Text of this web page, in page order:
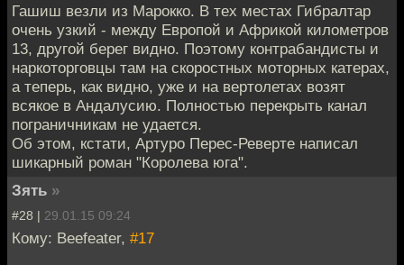
Гашиш везли из Марокко. В тех местах Гибралтар
очень узкий - между Европой и Африкой километров
13, другой берег видно. Поэтому контрабандисты и
наркоторговцы там на скоростных моторных катерах,
а теперь, как видно, уже и на вертолетах возят
всякое в Андалусию. Полностью перекрыть канал
пограничникам не удается.
Об этом, кстати, Артуро Перес-Реверте написал
шикарный роман "Королева юга".
Зять »
#28 | 29.01.15 09:24
Кому: Beefeater, #17